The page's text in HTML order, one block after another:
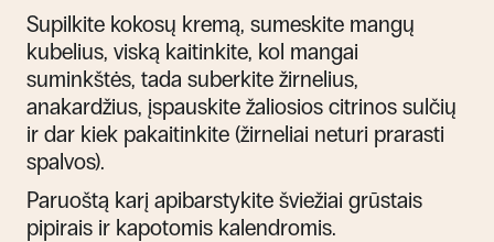
Supilkite kokosų kremą, sumeskite mangų
kubelius, viską kaitinkite, kol mangai
suminkštės, tada suberkite žirnelius,
anakardžius, įspauskite žaliosios citrinos sulčių
ir dar kiek pakaitinkite (žirneliai neturi prarasti
spalvos).
Paruoštą karį apibarstykite šviežiai grūstais
pipirais ir kapotomis kalendromis.